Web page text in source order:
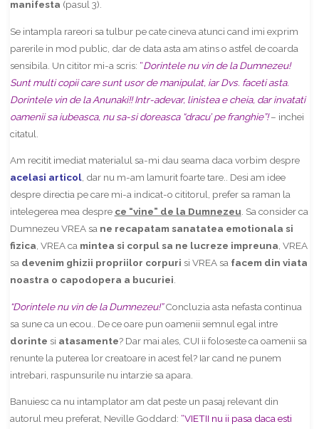
manifesta (pasul 3).
Se intampla rareori sa tulbur pe cate cineva atunci cand imi exprim
parerile in mod public, dar de data asta am atins o astfel de coarda
sensibila. Un cititor mi-a scris: “Dorintele nu vin de la Dumnezeu!
Sunt multi copii care sunt usor de manipulat, iar Dvs. faceti asta.
Dorintele vin de la Anunaki!! Intr-adevar, linistea e cheia, dar invatati
oamenii sa iubeasca, nu sa-si doreasca “dracu’ pe franghie”!– inchei
citatul.
Am recitit imediat materialul sa-mi dau seama daca vorbim despre
acelasi articol, dar nu m-am lamurit foarte tare.. Desi am idee
despre directia pe care mi-a indicat-o cititorul, prefer sa raman la
intelegerea mea despre ce “vine” de la Dumnezeu . Sa consider ca
Dumnezeu VREA sa ne recapatam sanatatea emotionala si
fizica , VREA ca mintea si corpul sa ne lucreze impreuna , VREA
sa devenim ghizii propriilor corpuri si VREA sa facem din viata
noastra o capodopera a bucuriei
“Dorintele nu vin de la Dumnezeu!” Concluzia asta nefasta continua
sa sune ca un ecou.. De ce oare pun oamenii semnul egal intre
dorinte si atasamente? Dar mai ales, CUI ii foloseste ca oamenii sa
renunte la puterea lor creatoare in acest fel? Iar cand ne punem
intrebari, raspunsurile nu intarzie sa apara.
Banuiesc ca nu intamplator am dat peste un pasaj relevant din
autorul meu preferat, Neville Goddard: “VIETII nu ii pasa daca esti